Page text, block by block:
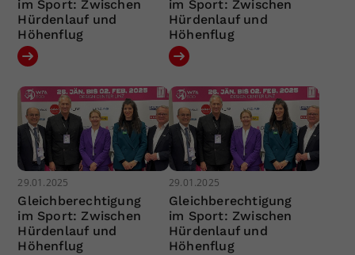
im Sport: Zwischen
Hürdenlauf und
Höhenflug
im Sport: Zwischen
Hürdenlauf und
Höhenflug
29.01.2025
Gleichberechtigung
im Sport: Zwischen
Hürdenlauf und
Höhenflug
29.01.2025
Gleichberechtigung
im Sport: Zwischen
Hürdenlauf und
Höhenflug